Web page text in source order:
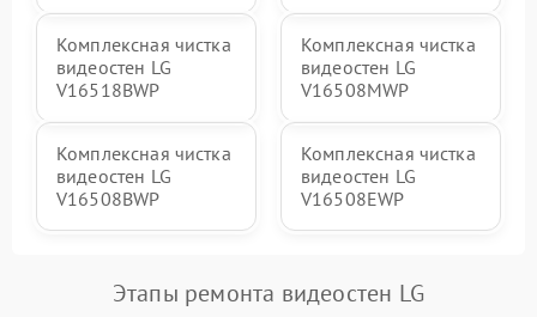
Комплексная чистка
видеостен LG
V16518BWP
Комплексная чистка
видеостен LG
V16508MWP
Комплексная чистка
видеостен LG
V16508BWP
Комплексная чистка
видеостен LG
V16508EWP
Этапы ремонта видеостен LG